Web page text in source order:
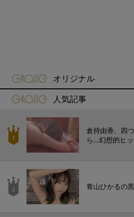
gravure-grazie
オリジナル
gravure-grazie
人気記事
倉持由香、四
ら…幻想的ヒ
青山ひかるの